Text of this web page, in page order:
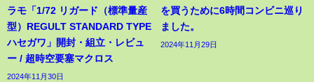
ラモ「1/72 リガード（標準量産
型）REGULT STANDARD TYPE
ハセガワ」開封・組立・レビュ
ー / 超時空要塞マクロス
2024年11月30日
を買うために6時間コンビニ巡り
ました。
2024年11月29日